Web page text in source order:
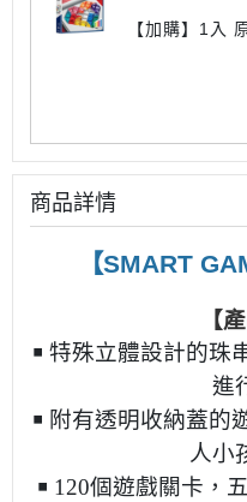
【加購】1入
商品詳情
【SMART
【
￭ 特殊立體設計的珠
進
￭ 附有透明收納蓋的
人小
￭ 120個遊戲關卡，